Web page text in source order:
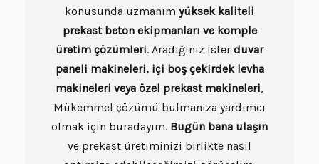
konusunda uzmanım yüksek kaliteli
prekast beton ekipmanları ve komple
üretim çözümleri. Aradığınız ister duvar
paneli makineleri, içi boş çekirdek levha
makineleri veya özel prekast makineleri,
Mükemmel çözümü bulmanıza yardımcı
olmak için buradayım. Bugün bana ulaşın
ve prekast üretiminizi birlikte nasıl